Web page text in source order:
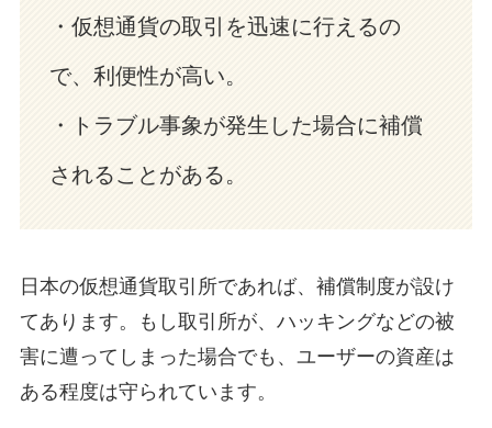
・仮想通貨の取引を迅速に行えるの
で、利便性が高い。
・トラブル事象が発生した場合に補償
されることがある。
日本の仮想通貨取引所であれば、補償制度が設け
てあります。もし取引所が、ハッキングなどの被
害に遭ってしまった場合でも、ユーザーの資産は
ある程度は守られています。